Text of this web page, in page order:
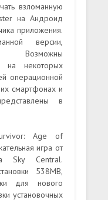
взломанную
на Андроид
приложения.
версии,
Возможны
на некоторых
операционной
смартфонах и
в
Age of
игра от
Sky Central.
538MB,
для нового
установочных